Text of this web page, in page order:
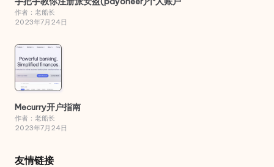
作者：老船长
2023年7月24日
Mecurry开户指南
作者：老船长
2023年7月24日
友情链接